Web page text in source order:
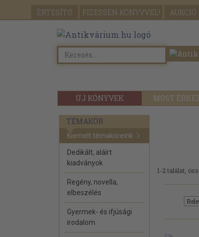
ÉRTESÍTŐ FIZESSEN KÖNYVVEL! AUKCIÓ
ÚJ KÖNYVEK MOST
TÉMAKÖR
Kiemelt témaköreink
Dedikált, aláírt
kiadványok
Regény, novella,
elbeszélés
Gyermek- és ifjúsági
irodalom
1-2 találat,